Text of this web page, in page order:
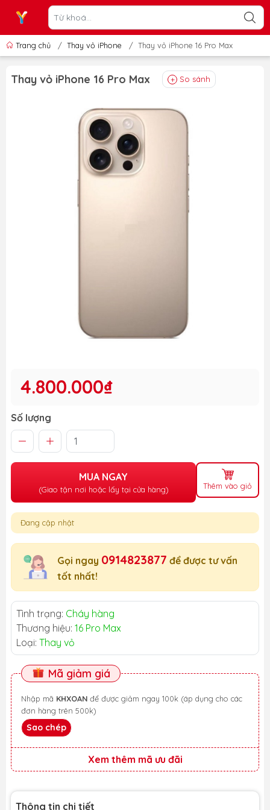
Trang chủ / Thay vỏ iPhone / Thay vỏ iPhone 16 Pro Max
Thay vỏ iPhone 16 Pro Max So sánh
4.800.000₫
Số lượng
MUA NGAY
(Giao tận nơi hoặc lấy tại cửa hàng) Thêm vào giỏ
Đang cập nhật
Gọi ngay 0914823877 để được tư vấn
tốt nhất!
Tình trạng: Cháy hàng
Thương hiệu: 16 Pro Max
Loại: Thay vỏ
Mã giảm giá
Nhập mã KHXOAN
đơn hàng trên 500k)
Sao chép
Xem thêm mã ưu đãi
Thông tin chi tiết